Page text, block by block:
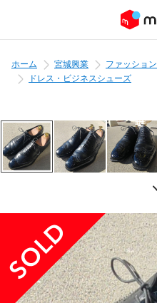
ホーム 宮城興業 ファッション
ドレス・ビジネスシューズ